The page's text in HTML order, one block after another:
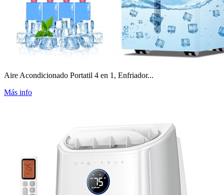
Aire Acondicionado Portatil 4 en 1, Enfriador...
Más info